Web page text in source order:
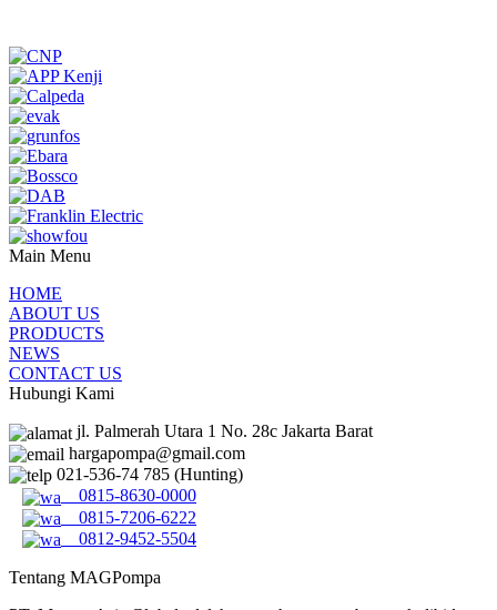
Main Menu
HOME
ABOUT US
PRODUCTS
NEWS
CONTACT US
Hubungi Kami
jl. Palmerah Utara 1 No. 28c Jakarta Barat
hargapompa@gmail.com
021-536-74 785 (Hunting)
0815-8630-0000
0815-7206-6222
0812-9452-5504
Tentang MAGPompa